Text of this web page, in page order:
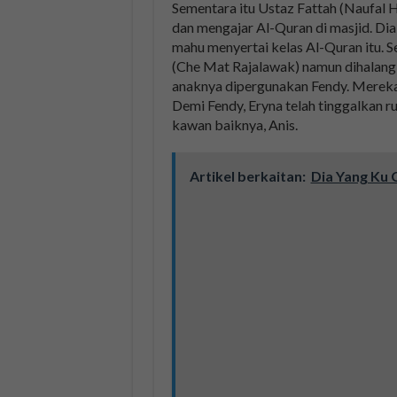
Sementara itu Ustaz Fattah (Naufal
dan mengajar Al-Quran di masjid.
mahu menyertai kelas Al-Quran itu.
(Che Mat Rajalawak) namun
anaknya dipergunakan Fendy.
Demi Fendy, Eryna telah tinggalkan
kawan baiknya, Anis.
Artikel berkaitan: Dia Yang Ku